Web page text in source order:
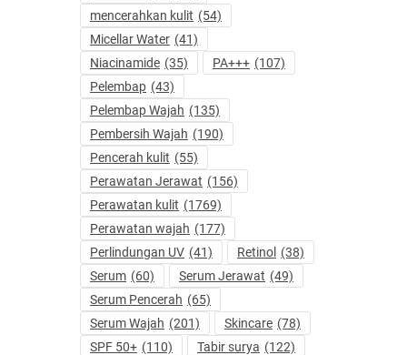
mencerahkan kulit (54)
Micellar Water (41)
Niacinamide (35) PA+++ (107)
Pelembap (43)
Pelembap Wajah (135)
Pembersih Wajah (190)
Pencerah kulit (55)
Perawatan Jerawat (156)
Perawatan kulit (1769)
Perawatan wajah (177)
Perlindungan UV (41) Retinol (38)
Serum (60) Serum Jerawat (49)
Serum Pencerah (65)
Serum Wajah (201) Skincare (78)
SPF 50+ (110) Tabir surya (122)